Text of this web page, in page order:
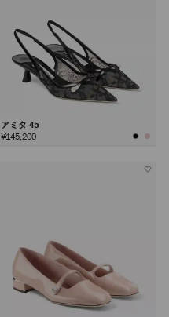
アミタ 45
¥145,200